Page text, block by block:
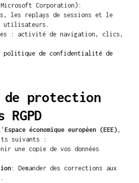
Corporation):
les replays de sessions et le
utilisateurs.
: activité de navigation, clics,
politique de confidentialité de
protection
Espace économique européen (EEE) ,
suivants :
une copie de vos données
: Demander des corrections aux